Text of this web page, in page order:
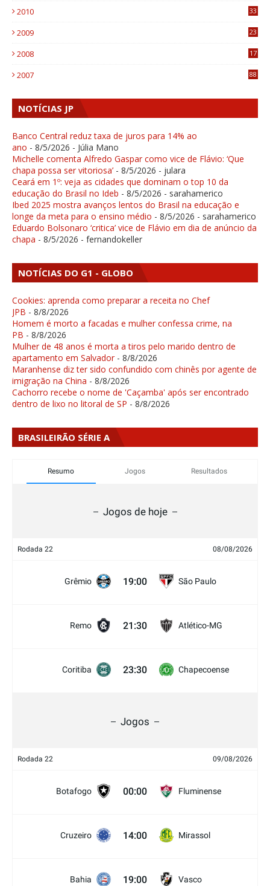
2010
33
2009
23
2008
17
2007 88
NOTÍCIAS JP
Banco Central reduz taxa de juros para 14% ao
ano - 8/5/2026 - Júlia Mano
Michelle comenta Alfredo Gaspar como vice de Flávio: ‘Que
chapa possa ser vitoriosa’ - 8/5/2026 - julara
Ceará em 1º: veja as cidades que dominam o top 10 da
educação do Brasil no Ideb - 8/5/2026 - sarahamerico
Ibed 2025 mostra avanços lentos do Brasil na educação e
longe da meta para o ensino médio - 8/5/2026 - sarahamerico
Eduardo Bolsonaro ‘critica’ vice de Flávio em dia de anúncio da
chapa - 8/5/2026 - fernandokeller
NOTÍCIAS DO G1 - GLOBO
Cookies: aprenda como preparar a receita no Chef
JPB - 8/8/2026
Homem é morto a facadas e mulher confessa crime, na
PB - 8/8/2026
Mulher de 48 anos é morta a tiros pelo marido dentro de
apartamento em Salvador - 8/8/2026
Maranhense diz ter sido confundido com chinês por agente de
imigração na China - 8/8/2026
Cachorro recebe o nome de 'Caçamba' após ser encontrado
dentro de lixo no litoral de SP - 8/8/2026
BRASILEIRÃO SÉRIE A
Resumo Jogos Resultados
Jogos de hoje
Rodada 22 08/08/2026
Grêmio 19:00 São Paulo
Remo 21:30 Atlético-MG
Coritiba 23:30 Chapecoense
Jogos
Rodada 22 09/08/2026
Botafogo 00:00 Fluminense
Cruzeiro 14:00 Mirassol
Bahia 19:00 Vasco